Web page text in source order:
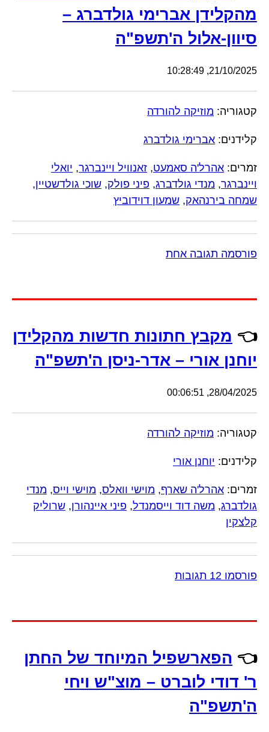
מהקלידן אברימי גולדברג –
סיוון-אלול ה'תשפ"ה
21/10/2025, 10:28:49
קטגוריה: מוזיקה להורדה
קלידנים: אברימי גולדברג
זמרים: אהרל'ה סאמעט, זאנוויל ויינברגר, יואלי
ויינברגר, מנדי גולדברג, פיני פולק, שוכי גולדשטיין,
שמחה בירנהאק, שמעון דוידוביץ
פורסמה תגובה אחת
👈 מקבץ חתונות חדשות מהקלידן
יוחנן אורי – אדר-ניסן ה'תשפ"ה
28/04/2025, 00:06:51
קטגוריה: מוזיקה להורדה
קלידנים: יוחנן אורי
זמרים: אהרל'ה שארף, מוישי וואלס, מוישי וייס, מנדי
גולדברג, משה דוד וייסמנדל, פיני איינהורן, שרוליק
קלצקין
פורסמו 12 תגובות
👈 הפארשפיל המיוחד של החתן
ר' דודי לוברט – מוצ"ש ויחי
ה'תשפ"ה